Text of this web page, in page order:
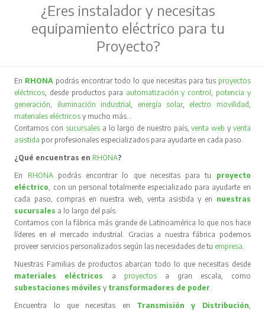
¿Eres instalador y necesitas
equipamiento eléctrico para tu
Proyecto?
En RHONA podrás encontrar todo lo que necesitas para tus proyectos
eléctricos, desde productos para automatización y control, potencia y
generación, iluminación industrial, energía solar, electro movilidad,
materiales eléctricos y mucho más…
Contamos con sucursales a lo largo de nuestro país,venta web y venta
asistida por profesionales especializados para ayudarte en cada paso.
¿Qué encuentras en RHONA?
En RHONA podrás encontrar lo que necesitas para tu proyecto
eléctrico, con un personal totalmente especializado para ayudarte en
cada paso, compras en nuestra web, venta asistida y en nuestras
sucursales a lo largo del país.
Contamos con la fábrica más grande de Latinoamérica lo que nos hace
líderes en el mercado industrial. Gracias a nuestra fábrica podemos
proveer servicios personalizados según las necesidades de tu empresa.
Nuestras Familias de productos abarcan todo lo que necesitas desde
materiales eléctricos
a proyectos
a gran escala, como
subestaciones móvilesy transformadores de poder.
Encuentra lo que necesitas en Transmisión y Distribución,